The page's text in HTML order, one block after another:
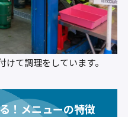
て調理をしています。
！メニューの特徴